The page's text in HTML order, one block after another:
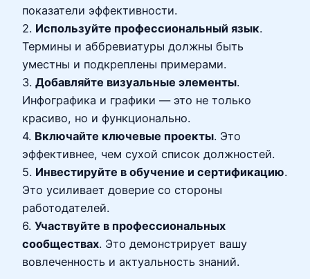
показатели эффективности.
2. Используйте профессиональный язык.
Термины и аббревиатуры должны быть
уместны и подкреплены примерами.
3. Добавляйте визуальные элементы.
Инфографика и графики — это не только
красиво, но и функционально.
4. Включайте ключевые проекты. Это
эффективнее, чем сухой список должностей.
5. Инвестируйте в обучение и сертификацию.
Это усиливает доверие со стороны
работодателей.
6. Участвуйте в профессиональных
сообществах. Это демонстрирует вашу
вовлеченность и актуальность знаний.